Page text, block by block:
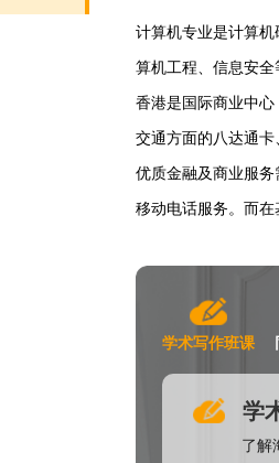
计算机专业是计算
算机工程、信息安全
香港是国际商业中
交通方面的八达通
优质金融及商业服
移动电话服务。而
学术写作班课
学
了解